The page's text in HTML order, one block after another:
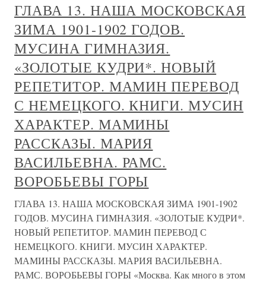
ГЛАВА 13. НАША МОСКОВСКАЯ
ЗИМА 1901-1902 ГОДОВ.
МУСИНА ГИМНАЗИЯ.
«ЗОЛОТЫЕ КУДРИ*. НОВЫЙ
РЕПЕТИТОР. МАМИН ПЕРЕВОД
С НЕМЕЦКОГО. КНИГИ. МУСИН
ХАРАКТЕР. МАМИНЫ
РАССКАЗЫ. МАРИЯ
ВАСИЛЬЕВНА. РАМС.
ВОРОБЬЕВЫ ГОРЫ
ГЛАВА 13. НАША МОСКОВСКАЯ ЗИМА 1901-1902
ГОДОВ. МУСИНА ГИМНАЗИЯ. «ЗОЛОТЫЕ КУДРИ*.
НОВЫЙ РЕПЕТИТОР. МАМИН ПЕРЕВОД С
НЕМЕЦКОГО. КНИГИ. МУСИН ХАРАКТЕР.
МАМИНЫ РАССКАЗЫ. МАРИЯ ВАСИЛЬЕВНА.
РАМС. ВОРОБЬЕВЫ ГОРЫ «Москва. Как много в этом